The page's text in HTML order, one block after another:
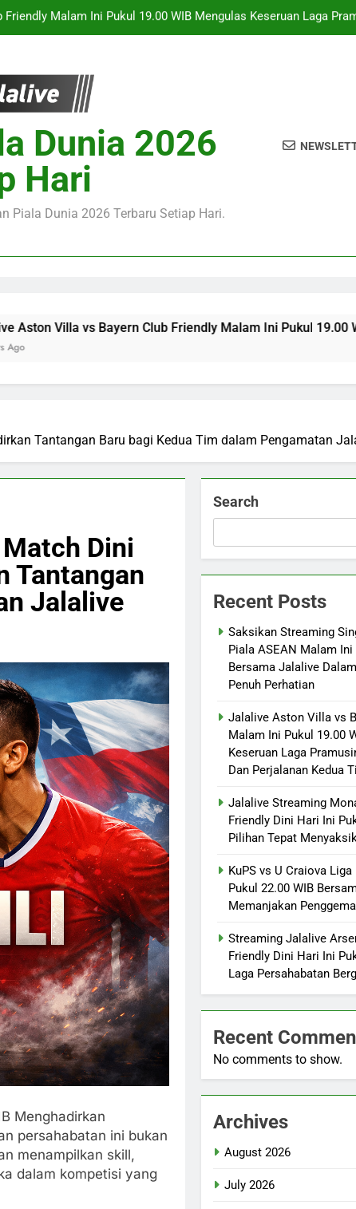
Club Friendly Dini Hari Ini Pukul 01.00 WIB Menjadi Pilihan
vs Indonesia Piala ASEAN Malam Ini Pukul 20.00 WIB Bersama
Malam Ini Pukul 19.00 WIB Mengulas Keseruan Laga
Dengan Strategi Dan Perjalanan
Club Friendly Dini Hari Ini Pukul 01.00 WIB Menjadi Pilihan
UEFA Malam Ini Pukul 22.00 WIB Bersama Jalalive Siap
Dunia 2026
Hari
Piala Dunia 2026 Terbaru Setiap Hari.
Club Friendly Malam Ini Pukul 19.00 WIB Mengulas
Tantangan Baru bagi Kedua Tim dalam Pengamatan
Dini
Tantangan
Jalalive
Menghadirkan
persahabatan ini bukan
menampilkan skill,
dalam kompetisi yang
Search
Recent Posts
Saksikan Streaming
Piala ASEAN Malam Ini
Bersama Jalalive
Penuh Perhatian
Jalalive Aston Villa vs
Malam Ini Pukul 19.00
Keseruan Laga
Dan Perjalanan Kedua
Jalalive Streaming
Friendly Dini Hari Ini
Pilihan Tepat
KuPS vs U Craiova
Pukul 22.00 WIB
Memanjakan
Streaming Jalalive
Friendly Dini Hari Ini
Laga Persahabatan
Recent
No comments to show.
Archives
August 2026
July 2026